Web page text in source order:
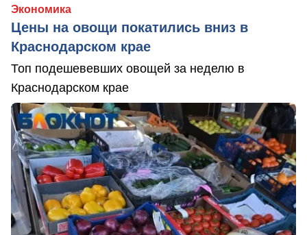
Экономика
Цены на овощи покатились вниз в
Краснодарском крае
Топ подешевевших овощей за неделю в
Краснодарском крае